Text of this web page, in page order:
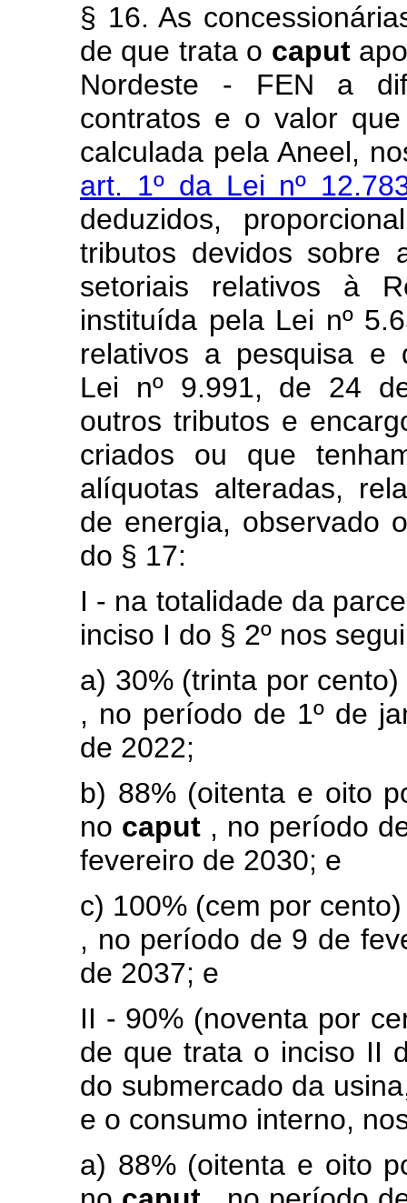
§ 16. As
de que trata o caput
Nordeste - FEN a
contratos e o valor
calculada pela Aneel,
art. 1º da Lei nº
deduzidos,
tributos devidos sobre
setoriais relativos à
instituída pela Lei nº
relativos a pesquisa e
Lei nº 9.991, de 24
outros tributos e
criados ou que
alíquotas alteradas,
de energia, observado
do § 17:
I - na totalidade da
inciso I do § 2º nos
a) 30% (trinta por
, no período de 1º de
de 2022;
b) 88% (oitenta e oito
no caput , no período
fevereiro de 2030; e
c) 100% (cem por
, no período de 9 de
de 2037; e
II - 90% (noventa por
de que trata o inciso II
do submercado da
e o consumo interno,
a) 88% (oitenta e oito